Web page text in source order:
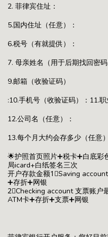
2. 菲律宾住址：
5.国内住址（任意）：
6.税号（有就提供）：
7. 母亲姓名（用于后期找回密码
9.邮箱（收验证码）
:10.手机号（收验证码）：11.职
12.公司名（任意）：
13.每个月大约会存多少（任意
🌟护照首页照片➕税卡➕白底
局icard+白纸签名三次
开户存款金额1⃣️Saving
➕存折➕网银
2⃣️Checking account 支票账户
ATM卡➕存折➕支票➕网银